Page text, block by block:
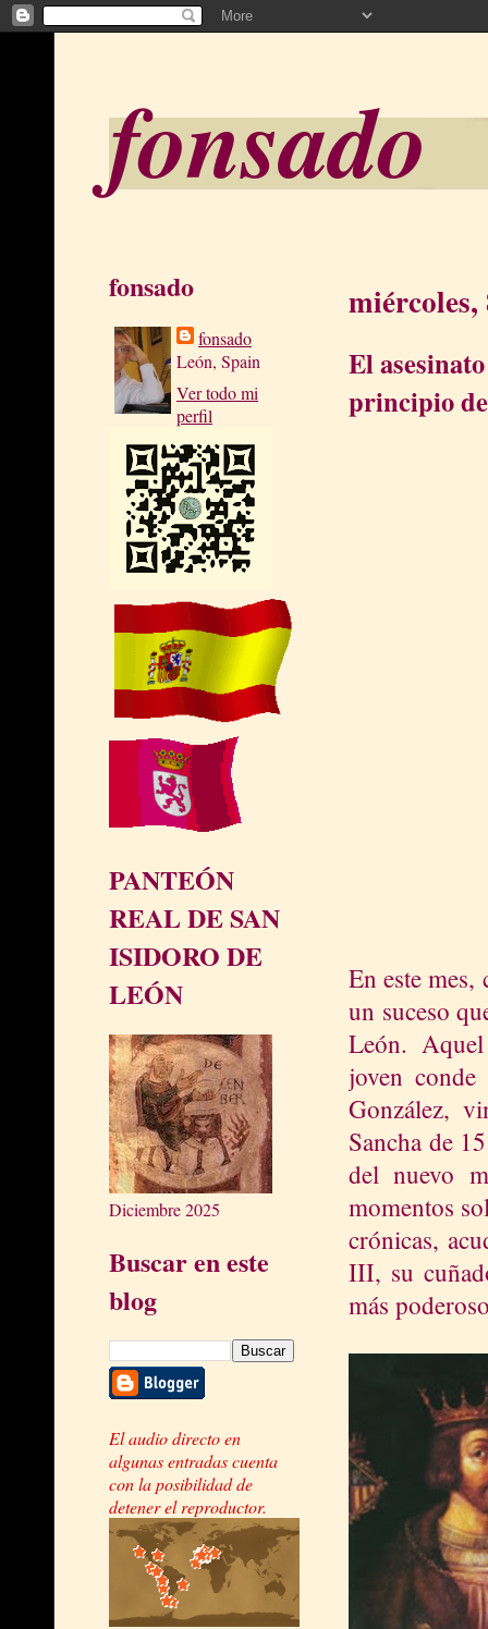
fonsado
fonsado
fonsado
León, Spain
Ver todo mi
perfil
PANTEÓN
REAL DE SAN
ISIDORO DE
LEÓN
Diciembre 2025
Buscar en este
blog
El audio directo en
algunas entradas cuenta
con la posibilidad de
detener el reproductor.
miércoles,
El
principio
En este mes,
un suceso
León.
joven conde
González,
Sancha de
del nuevo
momentos
crónicas,
III, su
más